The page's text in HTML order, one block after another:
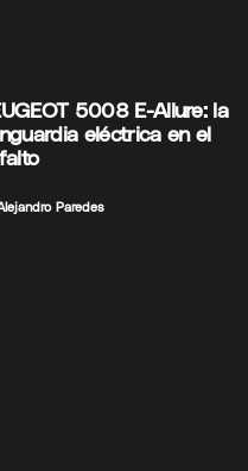
5008 E-Allure: la
eléctrica en el
Paredes